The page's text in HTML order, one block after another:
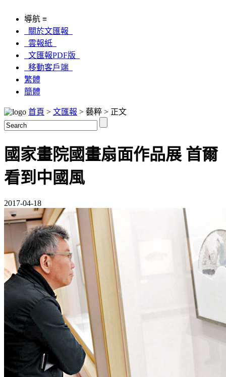
導航 ≡
關於文匯報
雲報紙
文匯報PDF版
移動客戶端
繁體
簡體
首頁 > 文匯報 > 藝粹 > 正文
國家畫院國畫扇面作品展 首爾
看到中國風
2017-04-18